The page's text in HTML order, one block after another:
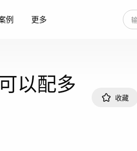
例 更多
以配多
收藏